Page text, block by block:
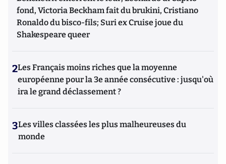
fond, Victoria Beckham fait du brukini, Cristiano
Ronaldo du bisco-fils; Suri ex Cruise joue du
Shakespeare queer
2Les Français moins riches que la moyenne
européenne pour la 3e année consécutive : jusqu'où
ira le grand déclassement ?
3Les villes classées les plus malheureuses du
monde